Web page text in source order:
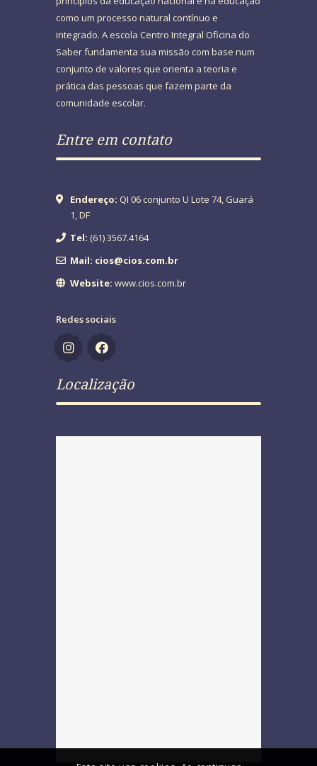
como um processo natural contínuo e
integrado. A escola Centro Integral Oficina do
Saber fundamenta sua missão com base num
conjunto de valores que orienta a teoria e
prática das pessoas que fazem parte da
comunidade escolar.
Entre em contato
Endereço: QI 06 conjunto U Lote 74, Guará
1, DF
Tel: (61) 3567.4164
Mail: cios@cios.com.br
Website: www.cios.com.br
Redes sociais
Localização